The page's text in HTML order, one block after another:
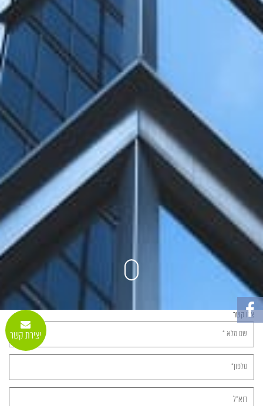
יצירת קשר
צרו קשר